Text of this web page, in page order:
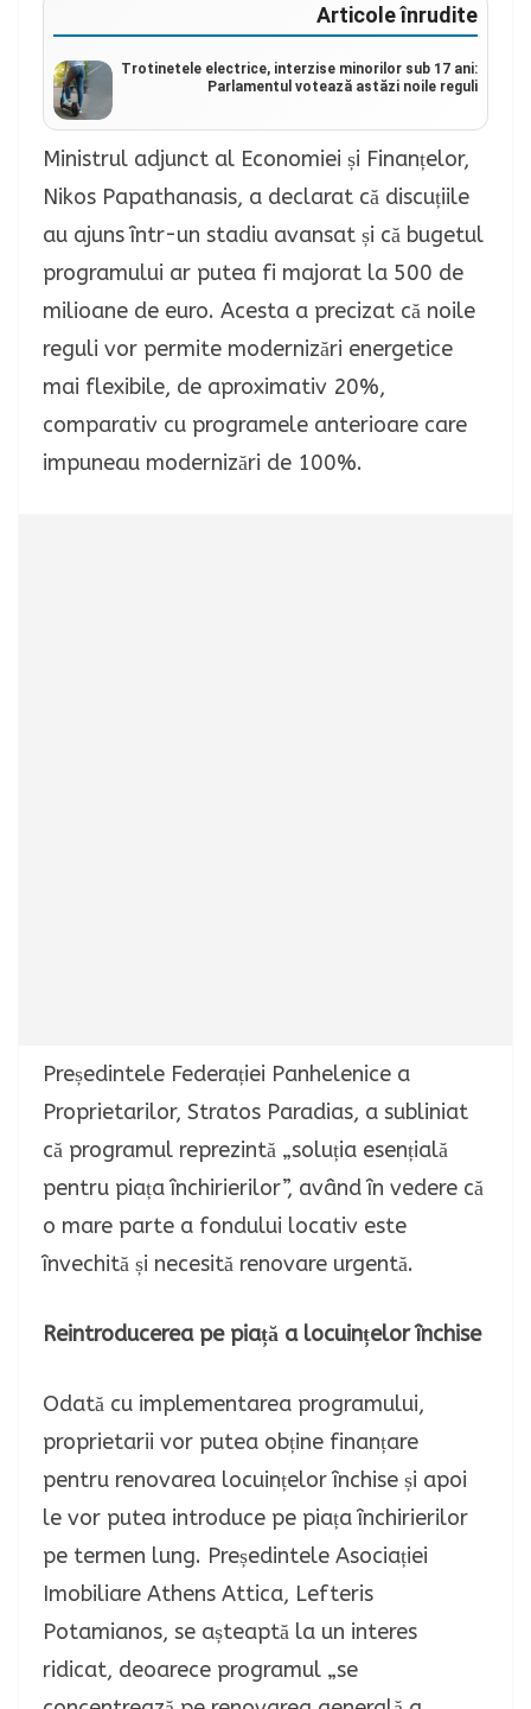
Articole înrudite
Trotinetele electrice, interzise minorilor sub 17 ani:
Parlamentul votează astăzi noile reguli
Ministrul adjunct al Economiei și Finanțelor,
Nikos Papathanasis, a declarat că discuțiile
au ajuns într-un stadiu avansat și că bugetul
programului ar putea fi majorat la 500 de
milioane de euro. Acesta a precizat că noile
reguli vor permite modernizări energetice
mai flexibile, de aproximativ 20%,
comparativ cu programele anterioare care
impuneau modernizări de 100%.
Președintele Federației Panhelenice a
Proprietarilor, Stratos Paradias, a subliniat
că programul reprezintă „soluția esențială
pentru piața închirierilor”, având în vedere că
o mare parte a fondului locativ este
învechită și necesită renovare urgentă.
Reintroducerea pe piață a locuințelor închise
Odată cu implementarea programului,
proprietarii vor putea obține finanțare
pentru renovarea locuințelor închise și apoi
le vor putea introduce pe piața închirierilor
pe termen lung. Președintele Asociației
Imobiliare Athens Attica, Lefteris
Potamianos, se așteaptă la un interes
ridicat, deoarece programul „se